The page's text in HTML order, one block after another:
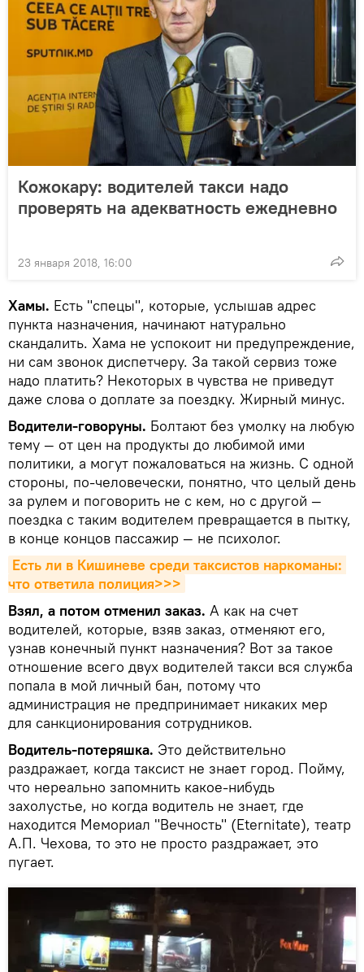
Кожокару: водителей такси надо
проверять на адекватность ежедневно
23 января 2018, 16:00
Хамы. Есть "спецы", которые, услышав адрес
пункта назначения, начинают натурально
скандалить. Хама не успокоит ни предупреждение,
ни сам звонок диспетчеру. За такой сервиз тоже
надо платить? Некоторых в чувства не приведут
даже слова о доплате за поездку. Жирный минус.
Водители-говоруны. Болтают без умолку на любую
тему — от цен на продукты до любимой ими
политики, а могут пожаловаться на жизнь. С одной
стороны, по-человечески, понятно, что целый день
за рулем и поговорить не с кем, но с другой —
поездка с таким водителем превращается в пытку,
в конце концов пассажир — не психолог.
Есть ли в Кишиневе среди таксистов наркоманы:
что ответила полиция>>>
Взял, а потом отменил заказ. А как на счет
водителей, которые, взяв заказ, отменяют его,
узнав конечный пункт назначения? Вот за такое
отношение всего двух водителей такси вся служба
попала в мой личный бан, потому что
администрация не предпринимает никаких мер
для санкционирования сотрудников.
Водитель-потеряшка. Это действительно
раздражает, когда таксист не знает город. Пойму,
что нереально запомнить какое-нибудь
захолустье, но когда водитель не знает, где
находится Мемориал "Вечность" (Eternitate), театр
А.П. Чехова, то это не просто раздражает, это
пугает.